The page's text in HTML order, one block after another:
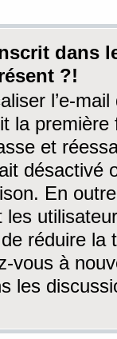
dans
?!
l’e-
la première
et
désactivé
En
les
réduire la
vous à
les